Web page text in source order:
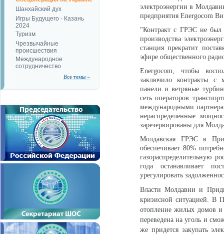
Шанхайский дух
Игры Будущего - Казань
2024
Туризм
Чрезвычайные
происшествия
Международное
сотрудничество
Все темы »
электроэнергии в
предприятия Energocom
"Контракт с ГРЭС не был
производства
станция прекратит
эфире общественного
Еnergocom, чтобы
заключило контракты с
панели и ветряные
сеть операторов
международными
нераспределенные
зарезервированы для
Молдавская ГРЭС в
обеспечивает 80%
газораспределительную
года останавливает
урегулировать
Власти Молдавии и
кризисной ситуацией. В
отопление жилых домов и
переведена на уголь и
же придется закупать